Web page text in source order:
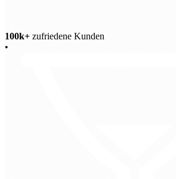
100k+ zufriedene Kunden
•